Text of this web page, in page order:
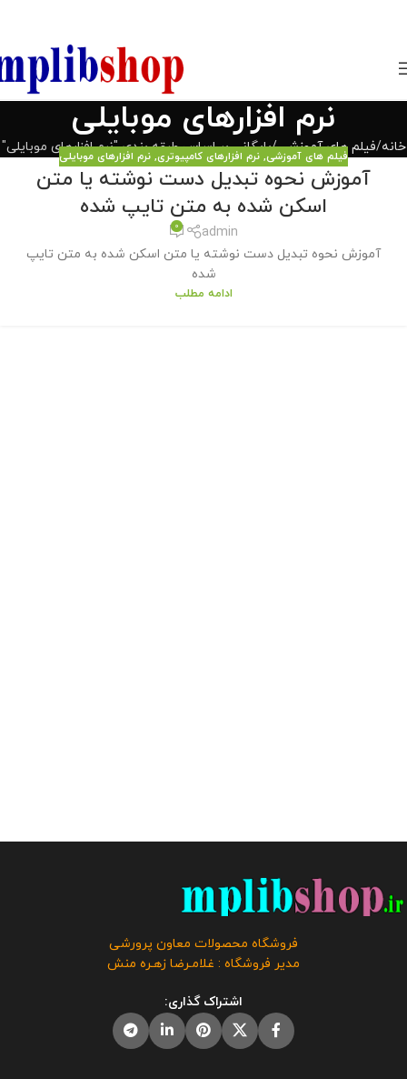
نرم افزارهای موبایلی
خانه فیلم های آموزشی بایگانی بر اساس طبقه بندی "نرم افزارهای موبایلی"
فیلم های آموزشی, نرم افزارهای کامپیوتری, نرم افزارهای موبایلی
آموزش نحوه تبدیل دست نوشته یا متن
اسکن شده به متن تایپ شده
admin
0
آموزش نحوه تبدیل دست نوشته یا متن اسکن شده به متن تایپ
شده
ادامه مطلب
فروشگاه محصولات معاون پرورشی
مدیر فروشگاه : غلامـرضا زهـره منش
اشتراک گذاری: